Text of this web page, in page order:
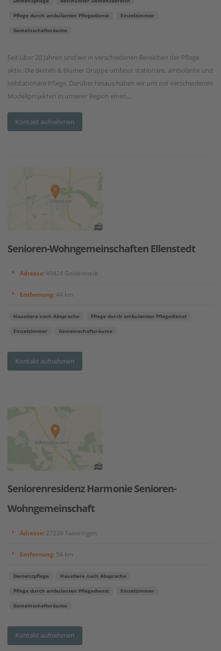
Pflege durch ambulanten Pflegedienst Einzelzimmer
Gemeinschaftsräume
Seit über 20 Jahren sind wir in verschiedenen Bereichen der Pflege
aktiv. Die Bertels & Blömer Gruppe umfasst stationäre, ambulante und
teilstationäre Pflege. Darüber hinaus haben wir uns mit verschiedenen
Modellprojekten in unserer Region einen...
Kontakt aufnehmen
Senioren-Wohngemeinschaften Ellenstedt
Adresse:49424 Goldenstedt
Entfernung:44 km
Haustiere nach Absprache Pflege durch ambulanten Pflegedienst
Einzelzimmer Gemeinschaftsräume
Kontakt aufnehmen
Seniorenresidenz Harmonie Senioren-
Wohngemeinschaft
Adresse: 27239 Twistringen
Entfernung: 54 km
Demenzpflege Haustiere nach Absprache
Pflege durch ambulanten Pflegedienst Einzelzimmer
Gemeinschaftsräume
Kontakt aufnehmen